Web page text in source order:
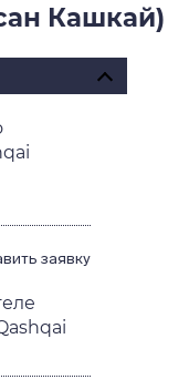
Кашкай)
заявку